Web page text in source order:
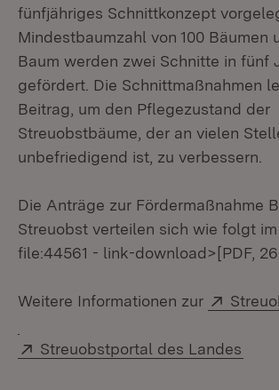
fünfjähriges Schnittkonzept
Mindestbaumzahl von 100 Bäumen
Baum werden zwei Schnitte in fünf
gefördert. Die Schnittmaßnahmen
Beitrag, um den Pflegezustand der
Streuobstbäume, der an vielen
unbefriedigend ist, zu verbessern.
Die Anträge zur Fördermaßnahme
Streuobst verteilen sich wie folgt
file:44561 - link-download>[PDF,
Weitere Informationen zur
Extern:
Streuobstportal des Landes